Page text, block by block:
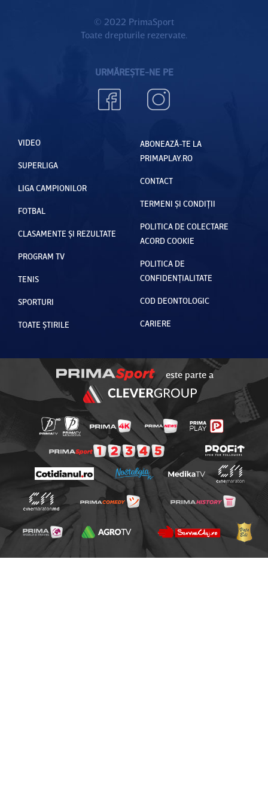
© 2022 PrimaSport
Toate drepturile rezervate.
URMĂREȘTE-NE PE
VIDEO
SUPERLIGA
LIGA CAMPIONILOR
FOTBAL
CLASAMENTE ȘI REZULTATE
PROGRAM TV
TENIS
SPORTURI
TOATE ȘTIRILE
ABONEAZĂ-TE LA
PRIMAPLAY.RO
CONTACT
TERMENI ȘI CONDIȚII
POLITICA DE COLECTARE
ACORD COOKIE
POLITICA DE
CONFIDENȚIALITATE
COD DEONTOLOGIC
CARIERE
este parte a